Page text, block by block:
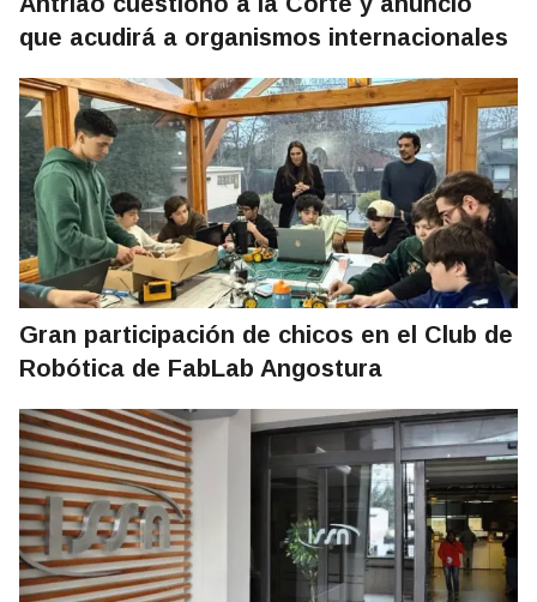
que acudirá a organismos internacionales
Gran participación de chicos en el Club de
Robótica de FabLab Angostura